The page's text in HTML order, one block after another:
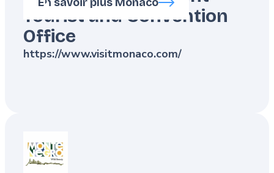
Tourist and Convention
Office
https://www.visitmonaco.com/